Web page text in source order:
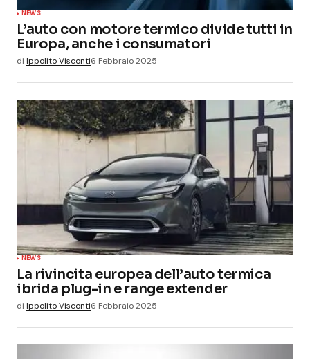
NEWS
L’auto con motore termico divide tutti in
Europa, anche i consumatori
di Ippolito Visconti6 Febbraio 2025
NEWS
La rivincita europea dell’auto termica
ibrida plug-in e range extender
di Ippolito Visconti6 Febbraio 2025